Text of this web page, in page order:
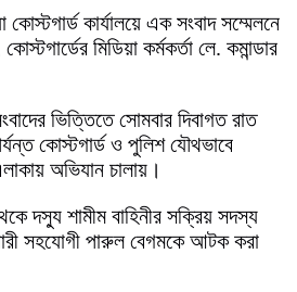
কোস্টগার্ড কার্যালয়ে এক সংবাদ সম্মেলনে
মিডিয়া কর্মকর্তা লে. কমান্ডার
ভিত্তিতে সোমবার দিবাগত রাত
কোস্টগার্ড ও পুলিশ যৌথভাবে
অভিযান চালায়।
দস্যু শামীম বাহিনীর সক্রিয় সদস্য
সহযোগী পারুল বেগমকে আটক করা